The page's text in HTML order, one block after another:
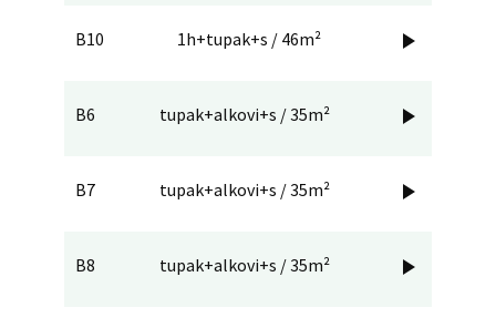
B10 1h+tupak+s / 46m² 
B6 tupak+alkovi+s / 35m² 
B7 tupak+alkovi+s / 35m² 
B8 tupak+alkovi+s / 35m² 